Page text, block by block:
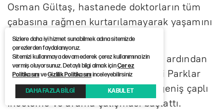
Osman Gültaş, hastanede doktorların tüm
çabasına rağmen kurtarılamayarak yaşamını
yitirdi.
Öte yandan, yaşanan üzücü olayın ardından
jandarma ve Doğa Koruma ve Milli Parklar
Şube Müdürlüğü ekipleri bölgede geniş çaplı
inceleme ve arama çalışması başlattı.
Sizlere daha iyi hizmet sunabilmek adına sitemizde
çerezlerden faydalanıyoruz.
Sitemizi kullanmaya devam ederek çerez kullanımına izin
vermiş oluyorsunuz. Detaylı bilgi almak içinÇerez
PolitikasınıveGizlilik Politikasınıinceleyebilirsiniz
DAHA FAZLA BİLGİ KABUL ET